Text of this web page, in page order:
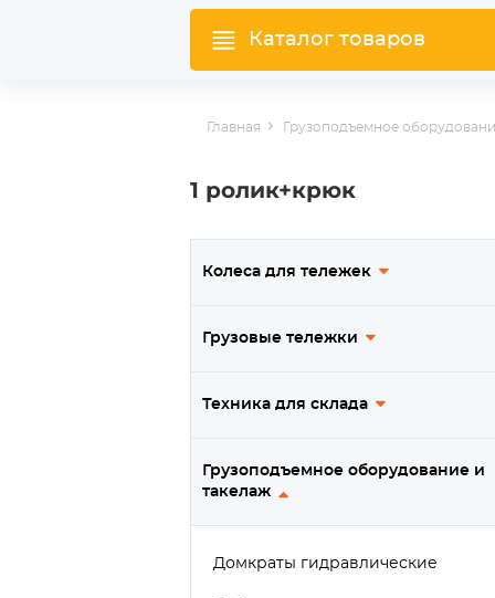
Каталог товаров
Главная Грузоподъемное
1 ролик+крюк
Колеса для тележек
Грузовые тележки
Техника для склада
Грузоподъемное оборудование и
такелаж
Домкраты гидравлические